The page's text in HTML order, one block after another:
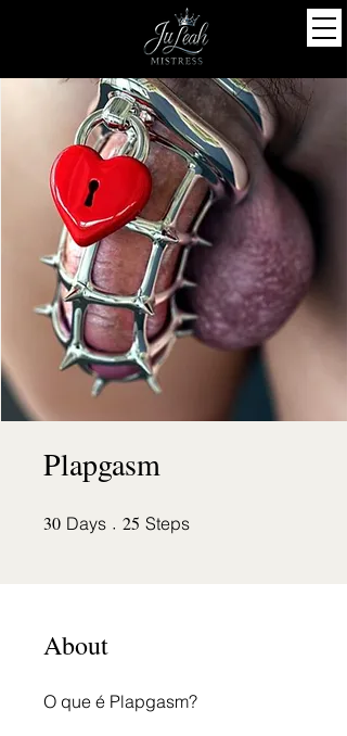
Plapgasm
30 Days 30 Days
25 Steps
About
O que é Plapgasm?